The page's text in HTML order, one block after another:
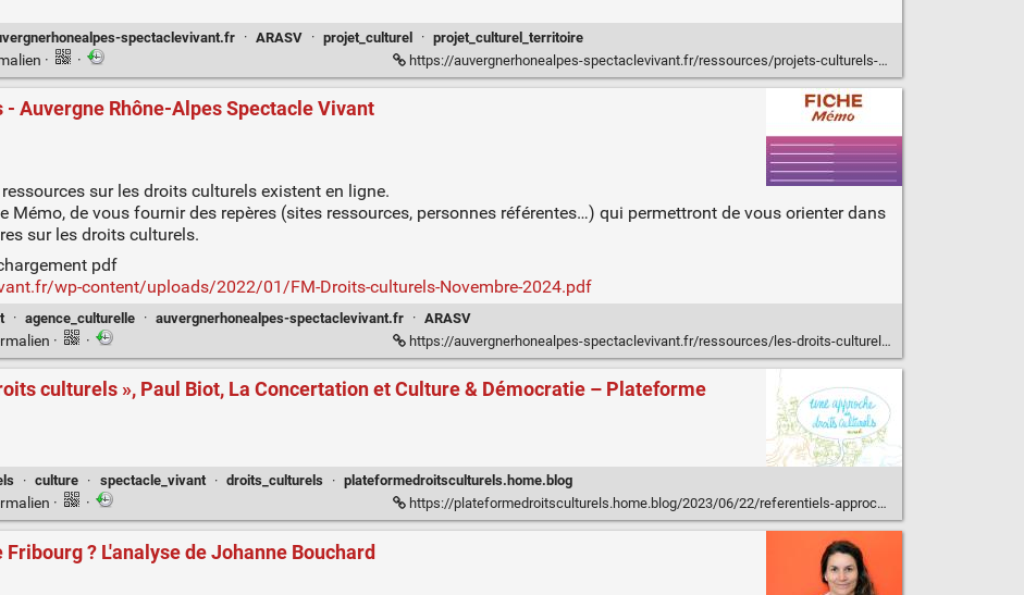
spectaclevivant.fr · ARASV · projet_culturel · projet_culturel_territoire
· · https://auvergnerhonealpes-spectaclevivant.fr/ressources/projets-culturels-de-territoire-de-la-conception-a-lanimation/
Auvergne Rhône-Alpes Spectacle Vivant
sur les droits culturels existent en ligne.
Mémo, de vous fournir des repères (sites ressources, personnes référentes…) qui permettront de vous orienter dans
sur les droits culturels.
pdf
wp-content/uploads/2022/01/FM-Droits-culturels-Novembre-2024.pdf
· agence_culturelle · auvergnerhonealpes-spectaclevivant.fr · ARASV
· · https://auvergnerhonealpes-spectaclevivant.fr/ressources/les-droits-culturels-3/
culturels », Paul Biot, La Concertation et Culture & Démocratie – Plateforme
· culture · spectacle_vivant · droits_culturels · plateformedroitsculturels.home.blog
· · https://plateformedroitsculturels.home.blog/2023/06/22/referentiels-approche-des-droits-culturels-paul-biot-la-concertation-et-culture-democratie/
? L'analyse de Johanne Bouchard